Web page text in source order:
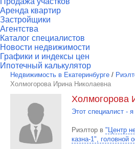
Аренда квартир
Застройщики
Агентства
Каталог специалистов
Новости недвижимости
Графики и индексы цен
Ипотечный калькулятор
Недвижимость в Екатеринбурге /
Холмогорова Ирина Николаевна
Холмогорова
Этот специалист - я
Риэлтор в "Центр
казна-1", головной